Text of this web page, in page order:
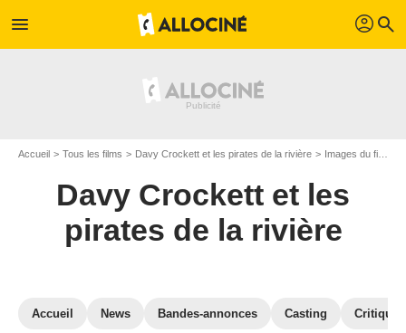
menu profil search
Accueil Tous les films Davy Crockett et les pirates de la rivière Images du film Davy Crockett et les pirates de la rivière
Davy Crockett et les
pirates de la rivière
Accueil News Bandes-annonces Casting